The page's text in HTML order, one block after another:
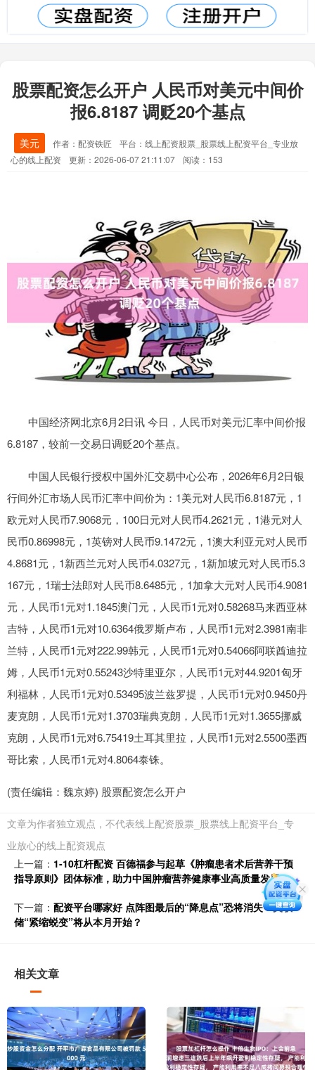
股票配资怎么开户 人民币对美元中间价
报6.8187 调贬20个基点
美元 作者：配资铁匠
平台：线上配资股票_股票线上配资平台_专业放
心的线上配资
更新：2026-06-07 21:11:07 阅读：153
中国经济网北京6月2日讯 今日，人民币对美元汇率中间价报
6.8187，较前一交易日调贬20个基点。
中国人民银行授权中国外汇交易中心公布，2026年6月2日银
行间外汇市场人民币汇率中间价为：1美元对人民币6.8187元，1
欧元对人民币7.9068元，100日元对人民币4.2621元，1港元对人
民币0.86998元，1英镑对人民币9.1472元，1澳大利亚元对人民币
4.8681元，1新西兰元对人民币4.0327元，1新加坡元对人民币5.3
167元，1瑞士法郎对人民币8.6485元，1加拿大元对人民币4.9081
元，人民币1元对1.1845澳门元，人民币1元对0.58268马来西亚林
吉特，人民币1元对10.6364俄罗斯卢布，人民币1元对2.3981南非
兰特，人民币1元对222.99韩元，人民币1元对0.54066阿联酋迪拉
姆，人民币1元对0.55243沙特里亚尔，人民币1元对44.9201匈牙
利福林，人民币1元对0.53495波兰兹罗提，人民币1元对0.9450丹
麦克朗，人民币1元对1.3703瑞典克朗，人民币1元对1.3655挪威
克朗，人民币1元对6.75419土耳其里拉，人民币1元对2.5500墨西
哥比索，人民币1元对4.8064泰铢。
(责任编辑：魏京婷) 股票配资怎么开户
文章为作者独立观点，不代表线上配资股票_股票线上配资平台_专
业放心的线上配资观点
上一篇： 1-10杠杆配资 百德福参与起草《肿瘤患者术后营养干预
指导原则》团体标准，助力中国肿瘤营养健康事业高质量发展
下一篇： 配资平台哪家好 点阵图最后的“降息点”恐将消失！美联
储“紧缩蜕变”将从本月开始？
相关文章